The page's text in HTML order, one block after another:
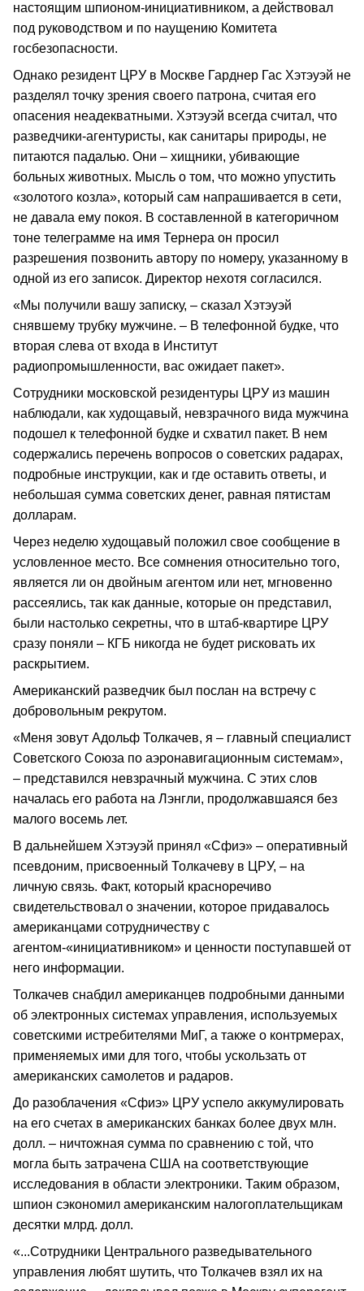
настоящим шпионом-инициативником, а действовал
под руководством и по наущению Комитета
госбезопасности.
Однако резидент ЦРУ в Москве Гарднер Гас Хэтэуэй не
разделял точку зрения своего патрона, считая его
опасения неадекватными. Хэтэуэй всегда считал, что
разведчики-агентуристы, как санитары природы, не
питаются падалью. Они – хищники, убивающие
больных животных. Мысль о том, что можно упустить
«золотого козла», который сам напрашивается в сети,
не давала ему покоя. В составленной в категоричном
тоне телеграмме на имя Тернера он просил
разрешения позвонить автору по номеру, указанному в
одной из его записок. Директор нехотя согласился.
«Мы получили вашу записку, – сказал Хэтэуэй
снявшему трубку мужчине. – В телефонной будке, что
вторая слева от входа в Институт
радиопромышленности, вас ожидает пакет».
Сотрудники московской резидентуры ЦРУ из машин
наблюдали, как худощавый, невзрачного вида мужчина
подошел к телефонной будке и схватил пакет. В нем
содержались перечень вопросов о советских радарах,
подробные инструкции, как и где оставить ответы, и
небольшая сумма советских денег, равная пятистам
долларам.
Через неделю худощавый положил свое сообщение в
условленное место. Все сомнения относительно того,
является ли он двойным агентом или нет, мгновенно
рассеялись, так как данные, которые он представил,
были настолько секретны, что в штаб-квартире ЦРУ
сразу поняли – КГБ никогда не будет рисковать их
раскрытием.
Американский разведчик был послан на встречу с
добровольным рекрутом.
«Меня зовут Адольф Толкачев, я – главный специалист
Советского Союза по аэронавигационным системам»,
– представился невзрачный мужчина. С этих слов
началась его работа на Лэнгли, продолжавшаяся без
малого восемь лет.
В дальнейшем Хэтэуэй принял «Сфиэ» – оперативный
псевдоним, присвоенный Толкачеву в ЦРУ, – на
личную связь. Факт, который красноречиво
свидетельствовал о значении, которое придавалось
американцами сотрудничеству с
агентом-«инициативником» и ценности поступавшей от
него информации.
Толкачев снабдил американцев подробными данными
об электронных системах управления, используемых
советскими истребителями МиГ, а также о контрмерах,
применяемых ими для того, чтобы ускользать от
американских самолетов и радаров.
До разоблачения «Сфиэ» ЦРУ успело аккумулировать
на его счетах в американских банках более двух млн.
долл. – ничтожная сумма по сравнению с той, что
могла быть затрачена США на соответствующие
исследования в области электроники. Таким образом,
шпион сэкономил американским налогоплательщикам
десятки млрд. долл.
«...Сотрудники Центрального разведывательного
управления любят шутить, что Толкачев взял их на